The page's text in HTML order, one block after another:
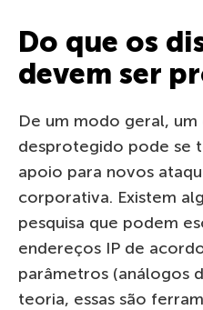
Do que os
devem ser
De um modo geral,
desprotegido pode se
apoio para novos
corporativa. Existem
pesquisa que podem
endereços IP de
parâmetros (análogos
teoria, essas são